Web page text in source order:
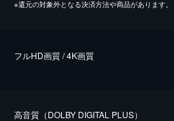
※還元の対象外となる決済方法や商品があります
フルHD画質 / 4K画質
⾼⾳質（DOLBY DIGITAL PLUS）